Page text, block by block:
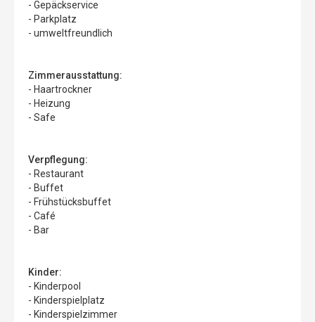
- Gepäckservice
- Parkplatz
- umweltfreundlich
Zimmerausstattung:
- Haartrockner
- Heizung
- Safe
Verpflegung:
- Restaurant
- Buffet
- Frühstücksbuffet
- Café
- Bar
Kinder:
- Kinderpool
- Kinderspielplatz
- Kinderspielzimmer